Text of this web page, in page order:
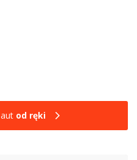
od ręki